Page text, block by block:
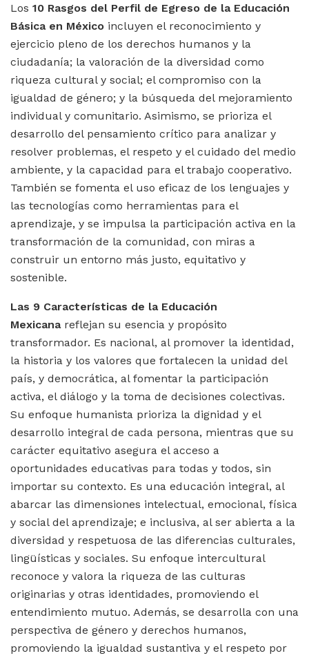
Los 10 Rasgos del Perfil de Egreso de la Educación
Básica en México incluyen el reconocimiento y
ejercicio pleno de los derechos humanos y la
ciudadanía; la valoración de la diversidad como
riqueza cultural y social; el compromiso con la
igualdad de género; y la búsqueda del mejoramiento
individual y comunitario. Asimismo, se prioriza el
desarrollo del pensamiento crítico para analizar y
resolver problemas, el respeto y el cuidado del medio
ambiente, y la capacidad para el trabajo cooperativo.
También se fomenta el uso eficaz de los lenguajes y
las tecnologías como herramientas para el
aprendizaje, y se impulsa la participación activa en la
transformación de la comunidad, con miras a
construir un entorno más justo, equitativo y
sostenible.
Las 9 Características de la Educación
Mexicanareflejan su esencia y propósito
transformador. Es nacional, al promover la identidad,
la historia y los valores que fortalecen la unidad del
país, y democrática, al fomentar la participación
activa, el diálogo y la toma de decisiones colectivas.
Su enfoque humanista prioriza la dignidad y el
desarrollo integral de cada persona, mientras que su
carácter equitativo asegura el acceso a
oportunidades educativas para todas y todos, sin
importar su contexto. Es una educación integral, al
abarcar las dimensiones intelectual, emocional, física
y social del aprendizaje; e inclusiva, al ser abierta a la
diversidad y respetuosa de las diferencias culturales,
lingüísticas y sociales. Su enfoque intercultural
reconoce y valora la riqueza de las culturas
originarias y otras identidades, promoviendo el
entendimiento mutuo. Además, se desarrolla con una
perspectiva de género y derechos humanos,
promoviendo la igualdad sustantiva y el respeto por